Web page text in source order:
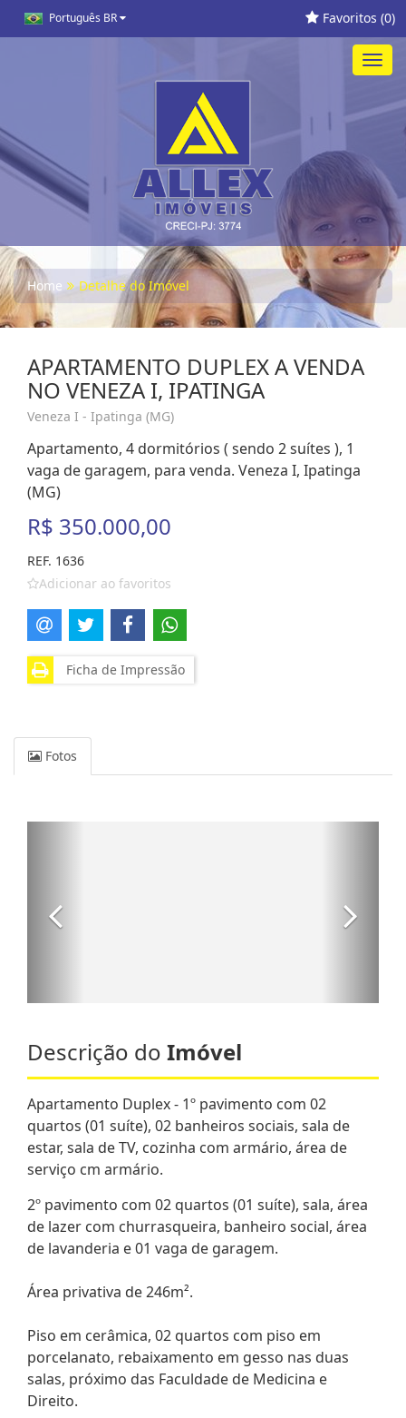
Português BR Favoritos (0)
Home Detalhe do Imóvel
APARTAMENTO DUPLEX A VENDA
NO VENEZA I, IPATINGA
Veneza I - Ipatinga (MG)
Apartamento, 4 dormitórios ( sendo 2 suítes ), 1
vaga de garagem, para venda. Veneza I, Ipatinga
(MG)
R$ 350.000,00
REF. 1636
Adicionar ao favoritos
Ficha de Impressão
Fotos
Descrição do Imóvel
Apartamento Duplex - 1º pavimento com 02
quartos (01 suíte), 02 banheiros sociais, sala de
estar, sala de TV, cozinha com armário, área de
serviço cm armário.
2º pavimento com 02 quartos (01 suíte), sala, área
de lazer com churrasqueira, banheiro social, área
de lavanderia e 01 vaga de garagem.
Área privativa de 246m².
Piso em cerâmica, 02 quartos com piso em
porcelanato, rebaixamento em gesso nas duas
salas, próximo das Faculdade de Medicina e
Direito.